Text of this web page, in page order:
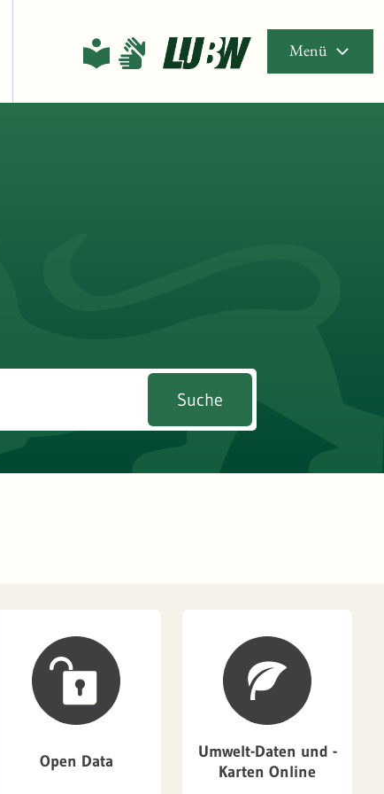
Menü
Suche
Open Data
Umwelt-Daten und -
Karten Online